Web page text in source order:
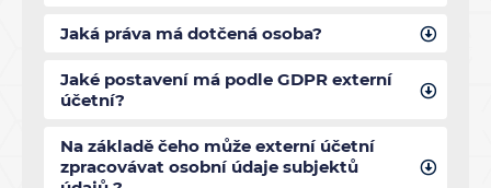
Jaká práva má dotčená osoba?
Jaké postavení má podle GDPR externí
účetní?
Na základě čeho může externí účetní
zpracovávat osobní údaje subjektů